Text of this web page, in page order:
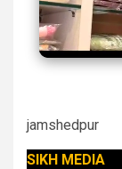
jamshedpur
SIKH MEDIA